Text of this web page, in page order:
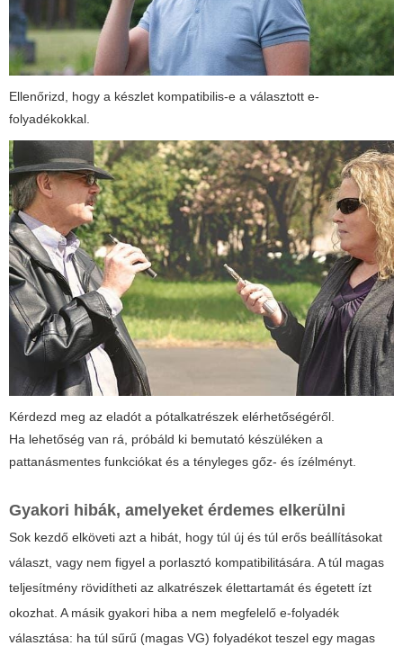
Ellenőrizd, hogy a készlet kompatibilis-e a választott e-
folyadékokkal.
Kérdezd meg az eladót a pótalkatrészek elérhetőségéről.
Ha lehetőség van rá, próbáld ki bemutató készüléken a
pattanásmentes funkciókat és a tényleges gőz- és ízélményt.
Gyakori hibák, amelyeket érdemes elkerülni
Sok kezdő elköveti azt a hibát, hogy túl új és túl erős beállításokat
választ, vagy nem figyel a porlasztó kompatibilitására. A túl magas
teljesítmény rövidítheti az alkatrészek élettartamát és égetett ízt
okozhat. A másik gyakori hiba a nem megfelelő e-folyadék
választása: ha túl sűrű (magas VG) folyadékot teszel egy magas